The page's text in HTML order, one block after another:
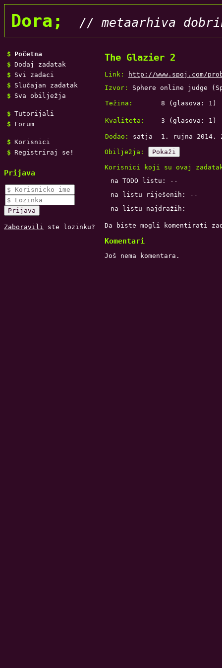
Dora; // metaarhiva
Početna
Dodaj zadatak
Svi zadaci
Slučajan zadatak
Sva obilježja
Tutorijali
Forum
Korisnici
Registriraj se!
Prijava
Zaboravili ste lozinku?
The Glazier 2
Link:
http://www.spoj.com/
Izvor: Sphere online judge
Težina: 8 (glasova: 1 )
Kvaliteta: 3 (glasova: 1 )
Dodao: satja 1. rujna 2014.
Obilježja: Pokaži
Korisnici koji su ovaj
na TODO listu: --
na listu riješenih: --
na listu najdražih: --
Da biste mogli komentirati
Komentari
Još nema komentara.